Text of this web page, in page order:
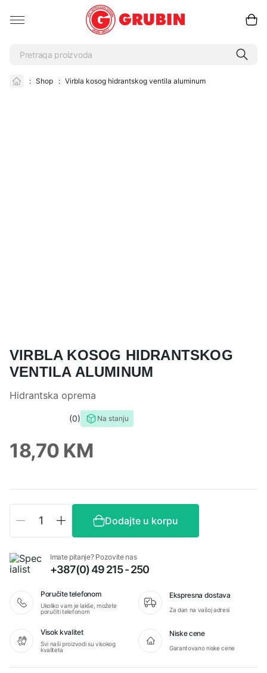
: Shop : Virbla kosog hidrantskog ventila aluminum
VIRBLA KOSOG HIDRANTSKOG
VENTILA ALUMINUM
Hidrantska oprema
0 Na stanju
18,70 KM
Virbla
kosog
hidrantskog
aluminum
količina
Dodajte u korpu
Imate pitanje? Pozovite nas
+387(0) 49 215 - 250
Poručite telefonom
Ukoliko vam je lakše, možete
poručiti telefonom
Ekspresna dostava
Za dan na vašoj adresi
Visok kvalitet
Svi naši proizvodi su visokog
kvaliteta
Niske cene
Garantovano niske cene